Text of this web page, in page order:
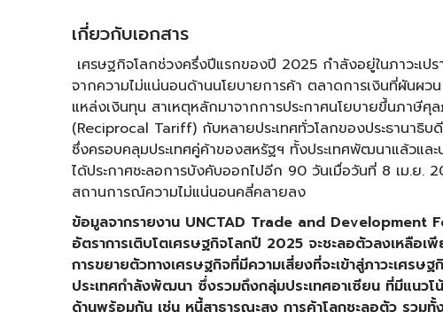
เกี่ยวกับเอกสาร
เศรษฐกิจโลกช่วงครึ่งปีแรกของปี 2025 กำลังอยู่ในภาวะเป
จากความไม่แน่นอนด้านนโยบายการค้า ตลาดการเงินที่ผันผว
แหล่งเงินทุน สาเหตุหลักมาจากการประกาศนโยบายขึ้นภาษีศุ
(Reciprocal Tariff) กับหลายประเทศทั่วโลกของประธานาธิ
ซึ่งครอบคลุมประเทศคู่ค้าของสหรัฐฯ ทั้งประเทศพัฒนาแล้วแล
ได้ประกาศชะลอการบังคับออกไปอีก 90 วันเมื่อวันที่ 8 เม.ย.
สถานการณ์ความไม่แน่นอนคลี่คลายลง
ข้อมูลจากรายงาน UNCTAD Trade and Development
อัตราการเติบโตเศรษฐกิจโลกปี 2025 จะชะลอตัวลงเหลือเ
การขยายตัวทางเศรษฐกิจที่มีความเสี่ยงที่จะเข้าสู่ภาวะเศรษ
ประเทศกำลังพัฒนา ซึ่งรวมถึงกลุ่มประเทศอาเซียน ที่มีแนวโ
ด้านพร้อมกัน เช่น หนี้สาธารณะสูง การค้าโลกชะลอตัว รวม